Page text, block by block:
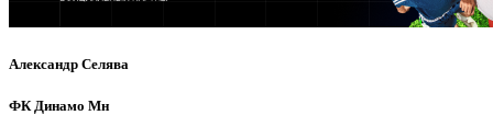
Александр Селява
ФК Динамо Мн